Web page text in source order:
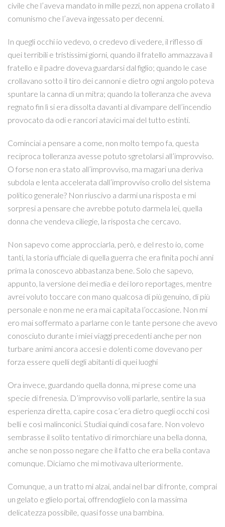
civile che l’aveva mandato in mille pezzi, non appena crollato il
comunismo che l’aveva ingessato per decenni.
In quegli occhi io vedevo, o credevo di vedere, il riflesso di
quei terribili e tristissimi giorni, quando il fratello ammazzava il
fratello e il padre doveva guardarsi dal figlio; quando le case
crollavano sotto il tiro dei cannoni e dietro ogni angolo poteva
spuntare la canna di un mitra; quando la tolleranza che aveva
regnato fin lì si era dissolta davanti al divampare dell’incendio
provocato da odi e rancori atavici mai del tutto estinti.
Cominciai a pensare a come, non molto tempo fa, questa
reciproca tolleranza avesse potuto sgretolarsi all’improvviso.
O forse non era stato all’improvviso, ma magari una deriva
subdola e lenta accelerata dall’improvviso crollo del sistema
politico generale? Non riuscivo a darmi una risposta e mi
sorpresi a pensare che avrebbe potuto darmela lei, quella
donna che vendeva ciliegie, la risposta che cercavo.
Non sapevo come approcciarla, però, e del resto io, come
tanti, la storia ufficiale di quella guerra che era finita pochi anni
prima la conoscevo abbastanza bene. Solo che sapevo,
appunto, la versione dei media e dei loro reportages, mentre
avrei voluto toccare con mano qualcosa di più genuino, di più
personale e non me ne era mai capitata l’occasione. Non mi
ero mai soffermato a parlarne con le tante persone che avevo
conosciuto durante i miei viaggi precedenti anche per non
turbare animi ancora accesi e dolenti come dovevano per
forza essere quelli degli abitanti di quei luoghi
Ora invece, guardando quella donna, mi prese come una
specie di frenesia. D’improvviso volli parlarle, sentire la sua
esperienza diretta, capire cosa c’era dietro quegli occhi così
belli e così malinconici. Studiai quindi cosa fare. Non volevo
sembrasse il solito tentativo di rimorchiare una bella donna,
anche se non posso negare che il fatto che era bella contava
comunque. Diciamo che mi motivava ulteriormente.
Comunque, a un tratto mi alzai, andai nel bar di fronte, comprai
un gelato e glielo portai, offrendoglielo con la massima
delicatezza possibile, quasi fosse una bambina.